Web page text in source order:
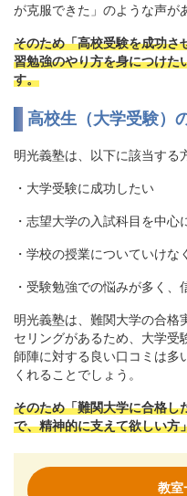
が克服できた」のような声が
そのため「高校受験を成功さ
習勉強のやり方を身につけた
す。
高校生（大学受験）
明光義塾は、以下に該当する
・大学受験に成功したい
・志望大学の入試科目を中心
・学校の授業についていけな
・受験勉強での悩みが多く
明光義塾は、難関大学の合格
セリングがあるため、大学受
師陣に対する良い口コミは多
くれることでしょう。
そのため「難関大学に合格し
で、精神的に支えて欲しい方
教室